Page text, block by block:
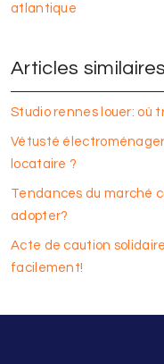
atlantique
Articles similaires
Studio rennes louer: où
Vétusté
locataire ?
Tendances du marché
adopter?
Acte de caution
facilement!